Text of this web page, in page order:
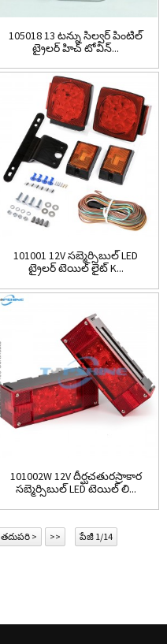
105018 13 టన్ను సిల్వర్ పింటిల్
ట్రైలర్ హిచ్ టోవిన్...
101001 12V సబ్మెర్సిబుల్ LED
ట్రైలర్ టెయిల్ లైట్ K...
101002W 12V దీర్ఘచతురస్రాకార
సబ్మెర్సిబుల్ LED టెయిల్ లి...
తదుపరి > >> పేజీ 1/14